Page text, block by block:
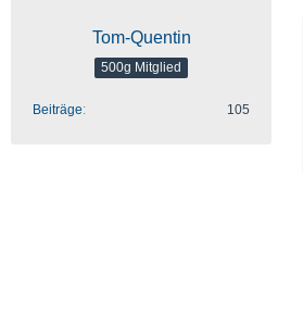
Tom-Quentin
500g Mitglied
Beiträge 105